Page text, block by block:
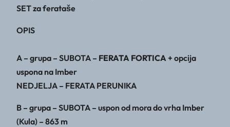
SET za ferataše
OPIS
A – grupa – SUBOTA – FERATA FORTICA + opcija
uspona na Imber
NEDJELJA – FERATA PERUNIKA
B – grupa – SUBOTA – uspon od mora do vrha Imber
(Kula) – 863 m